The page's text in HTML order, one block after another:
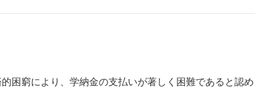
困窮により、学納金の支払いが著しく困難であると認